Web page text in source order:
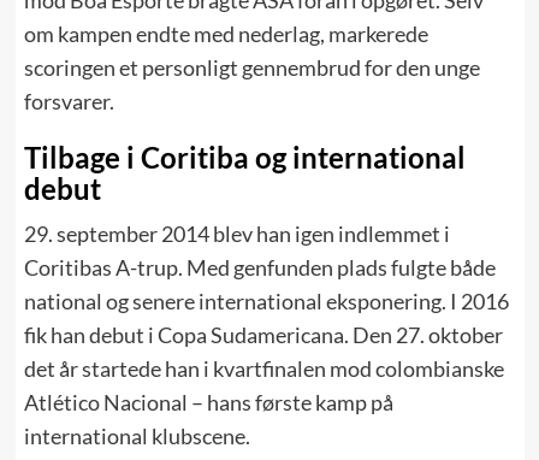
om kampen endte med nederlag, markerede
scoringen et personligt gennembrud for den unge
forsvarer.
Tilbage i Coritiba og international
debut
29. september 2014 blev han igen indlemmet i
Coritibas A-trup. Med genfunden plads fulgte både
national og senere international eksponering. I 2016
fik han debut i Copa Sudamericana. Den 27. oktober
det år startede han i kvartfinalen mod colombianske
Atlético Nacional – hans første kamp på
international klubscene.